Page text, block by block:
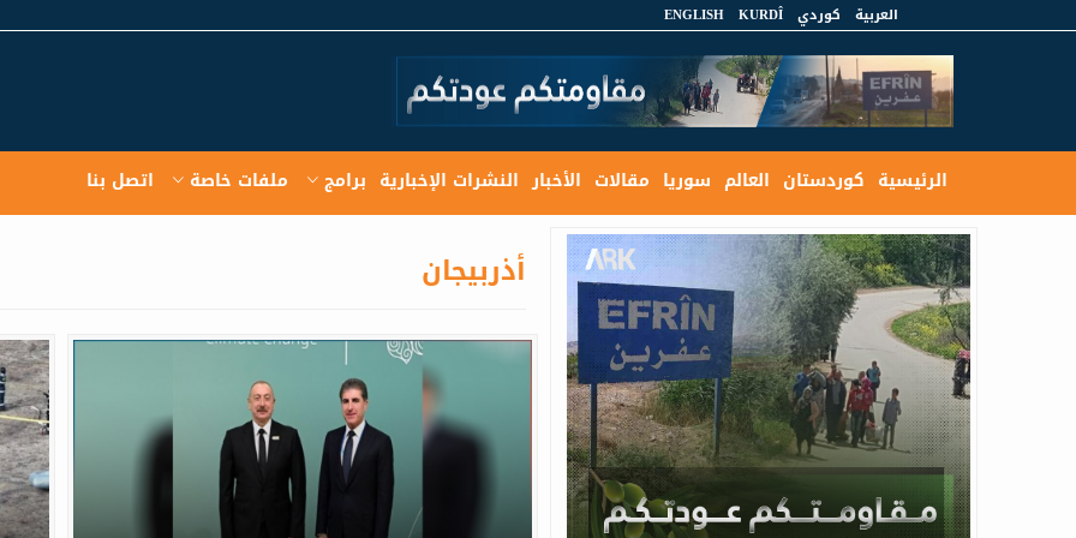
العربية كوردي KURDÎ
ENGLISH
الرئيسية كوردستان العالم سوريا مقالات الأخبار النشرات الإخبارية برامج ملفات خاصة اتصل بنا
أذربيجان